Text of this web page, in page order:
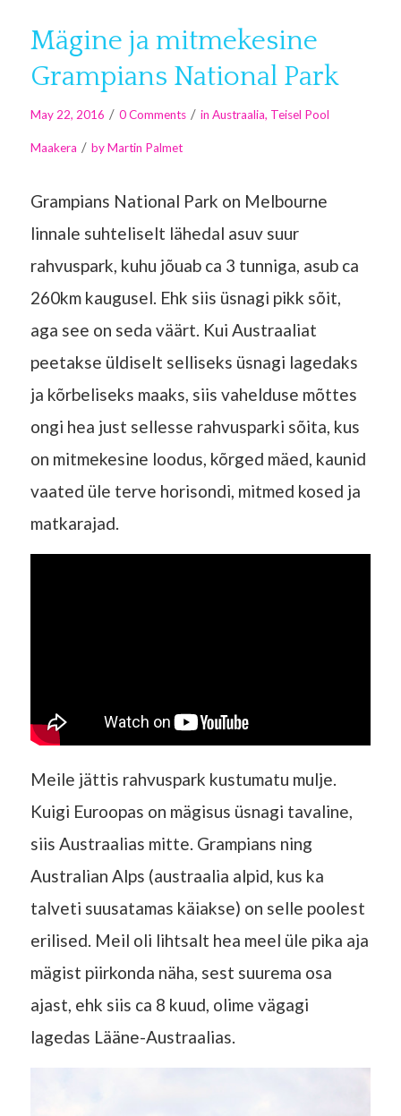
Mägine ja mitmekesine
Grampians National Park
May 22, 2016 / 0 Comments / in Austraalia, Teisel Pool
Maakera / byMartin Palmet
Grampians National Park on Melbourne
linnale suhteliselt lähedal asuv suur
rahvuspark, kuhu jõuab ca 3 tunniga, asub ca
260km kaugusel. Ehk siis üsnagi pikk sõit,
aga see on seda väärt. Kui Austraaliat
peetakse üldiselt selliseks üsnagi lagedaks
ja kõrbeliseks maaks, siis vahelduse mõttes
ongi hea just sellesse rahvusparki sõita, kus
on mitmekesine loodus, kõrged mäed, kaunid
vaated üle terve horisondi, mitmed kosed ja
matkarajad.
Meile jättis rahvuspark kustumatu mulje.
Kuigi Euroopas on mägisus üsnagi tavaline,
siis Austraalias mitte. Grampians ning
Australian Alps (austraalia alpid, kus ka
talveti suusatamas käiakse) on selle poolest
erilised. Meil oli lihtsalt hea meel üle pika aja
mägist piirkonda näha, sest suurema osa
ajast, ehk siis ca 8 kuud, olime vägagi
lagedas Lääne-Austraalias.